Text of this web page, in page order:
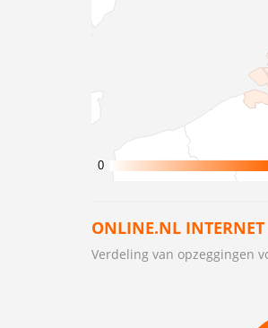
0
0
ONLINE.NL INTERNET
Verdeling van opzeggingen